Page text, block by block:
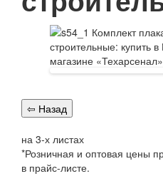
Пожарное оборудование
Перезарядка
Перезарядка ОП
Перезарядка ОУ
Перезарядка ОВП
Оплата
Гарантии
Статьи
Публичная оферта
Сертификаты
на 3-х листах
*Розничная и оптовая цены
в прайс-листе.